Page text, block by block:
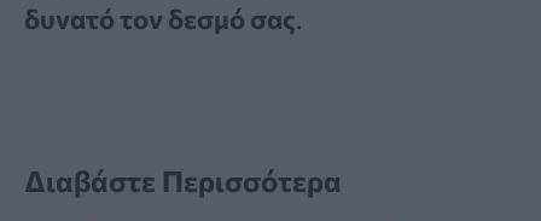
δυνατό τον δεσμό σας.
Διαβάστε Περισσότερα